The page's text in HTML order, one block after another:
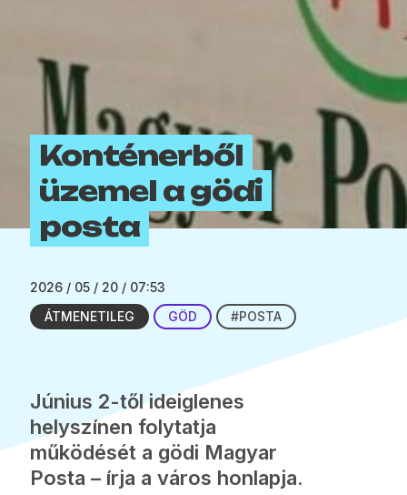
Konténerből
üzemel a gödi
posta
2026 / 05 / 20 / 07:53
ÁTMENETILEG
GÖD #POSTA
Június 2-től ideiglenes
helyszínen folytatja
működését a gödi Magyar
Posta – írja a város honlapja.